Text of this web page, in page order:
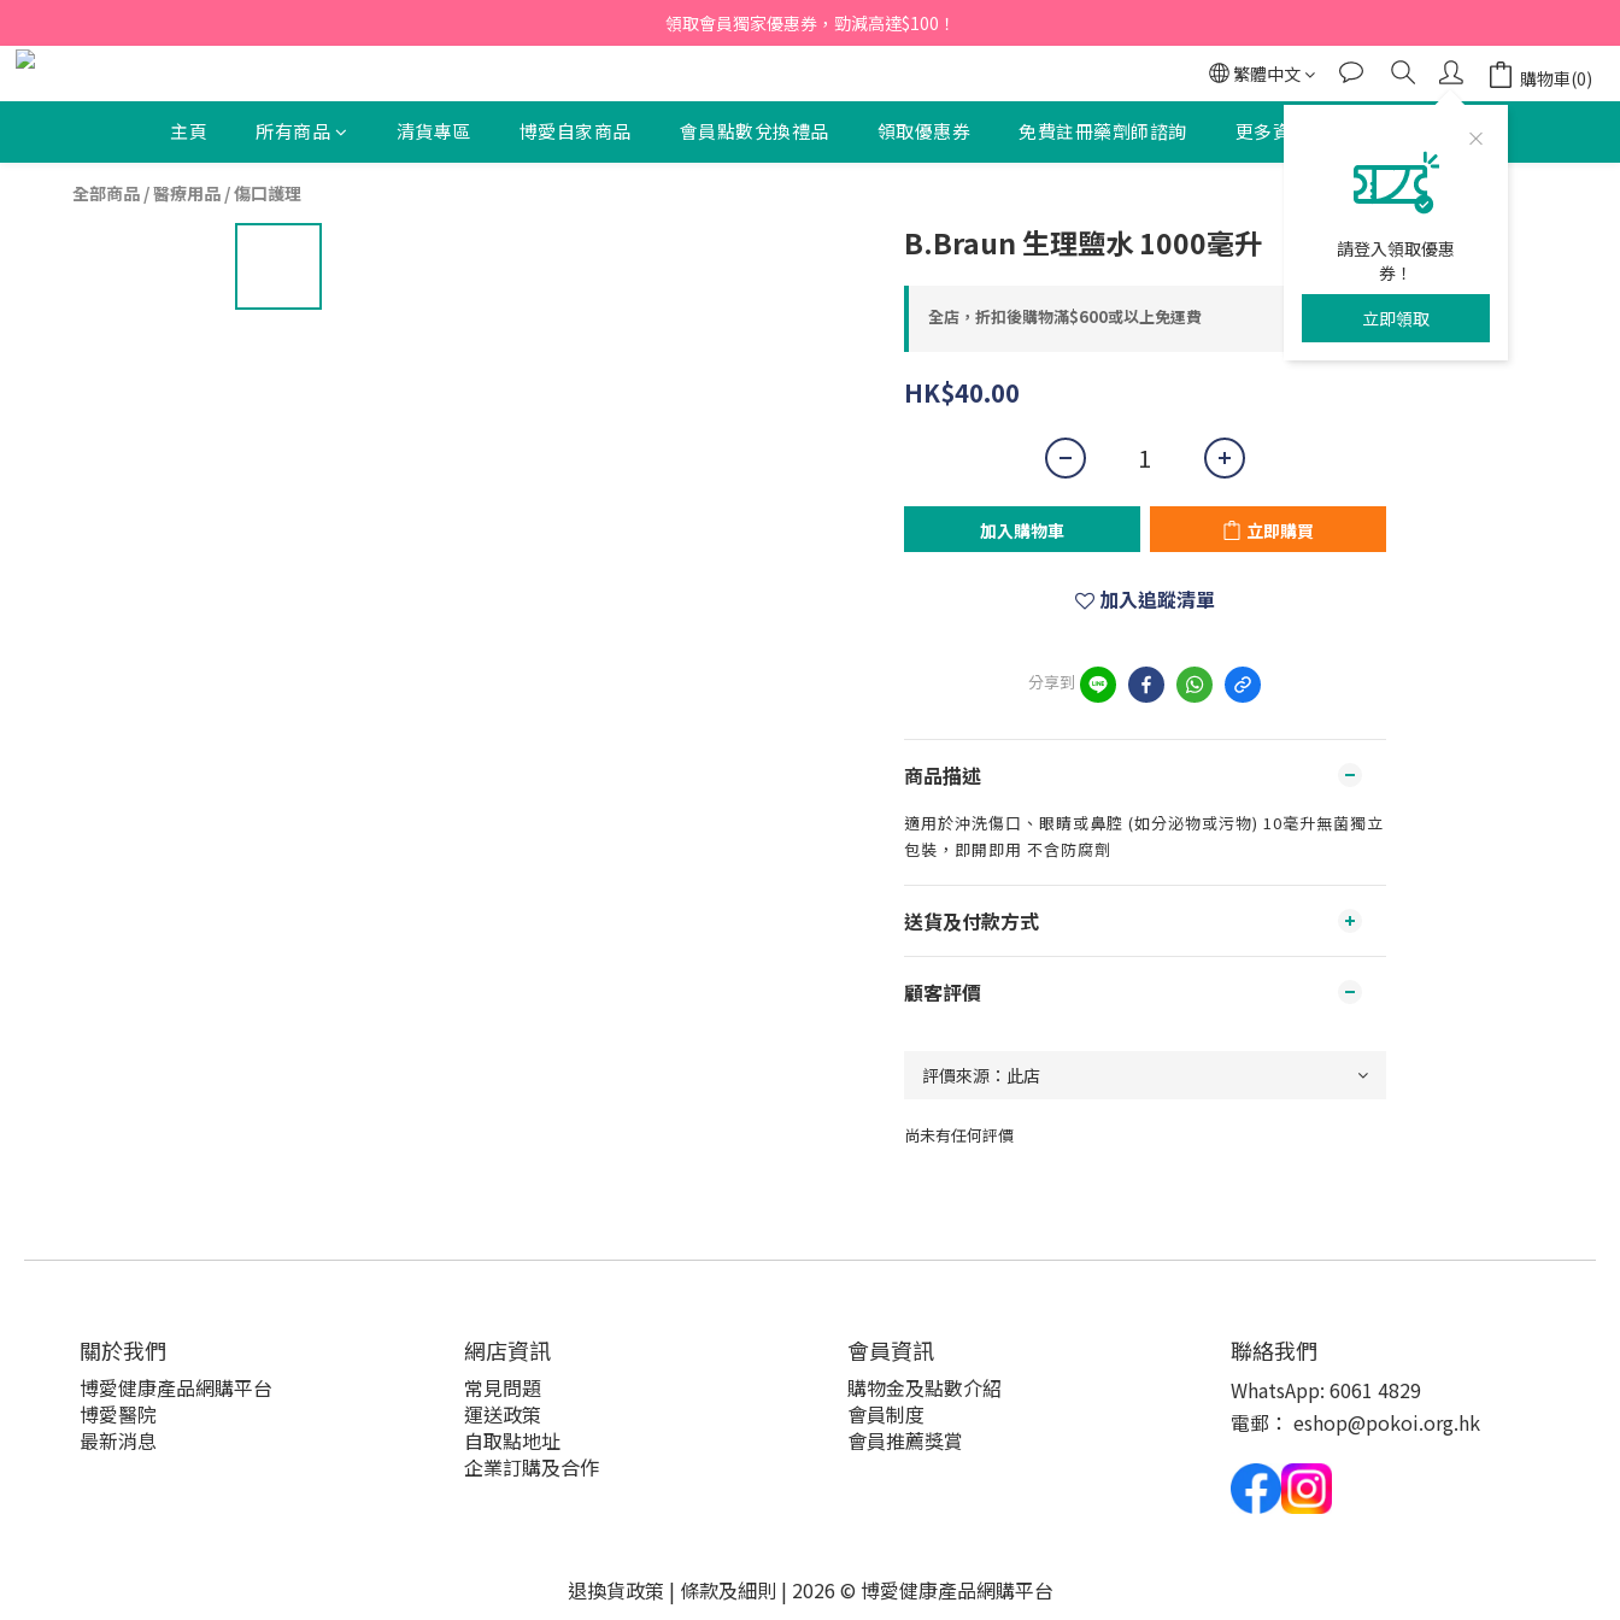
【新會員】即日起至2026月12月31日，首次下單輸入優惠碼「NEW95」即可享95折
領取會員獨家優惠券，勁減高達$100！
繁體中文
請登入領取優惠
券！
立即領取
購物車(0)
主頁 所有商品 清貨專區 博愛自家商品 會員點數兌換禮品 領取優惠券 免費註冊藥劑師諮詢 更多資訊
全部商品 /醫療用品 /傷口護理
B.Braun 生理鹽水 1000毫升
全店，折扣後購物滿$600或以上免運費
HK$40.00
加入購物車 立即購買
加入追蹤清單
分享到
商品描述
適用於沖洗傷口、眼睛或鼻腔 (如分泌物或污物) 10毫升無菌獨立
包裝，即開即用 不含防腐劑
送貨及付款方式
顧客評價
尚未有任何評價
立即購買
關於我們‎
博愛健康產品網購平台
博愛醫院
最新消息
網店資訊
常見問題
運送政策
自取點地址
企業訂購及合作
會員資訊
購物金及點數介紹
會員制度
會員推薦獎賞
聯絡我們
WhatsApp: 6061 4829
電郵： eshop@pokoi.org.hk
退換貨政策 | 條款及細則 | 2026 © 博愛健康產品網購平台